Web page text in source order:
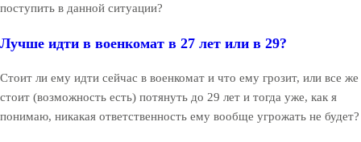
поступить в данной ситуации?
Лучше идти в военкомат в 27 лет или в 29?
Стоит ли ему идти сейчас в военкомат и что ему грозит, или все же
стоит (возможность есть) потянуть до 29 лет и тогда уже, как я
понимаю, никакая ответственность ему вообще угрожать не будет?